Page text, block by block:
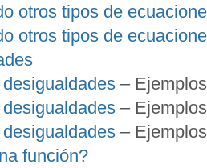
otros tipos de
otros tipos de
–
–
–
función?